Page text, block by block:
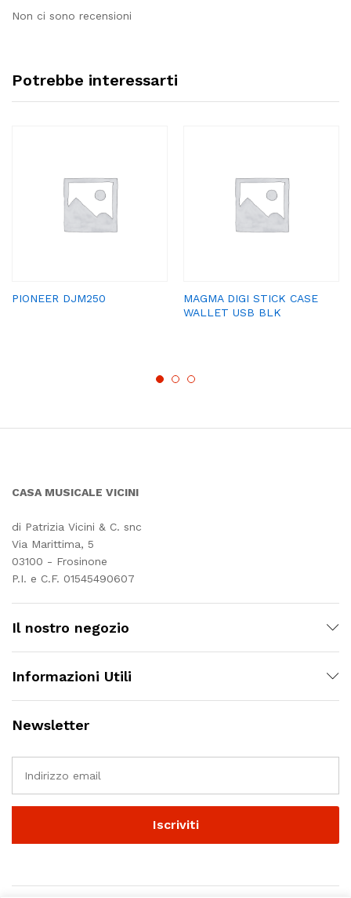
Non ci sono recensioni
Potrebbe interessarti
PIONEER DJM250
MAGMA DIGI STICK CASE
WALLET USB BLK
CASA MUSICALE VICINI
di Patrizia Vicini & C. snc
Via Marittima, 5
03100 - Frosinone
P.I. e C.F. 01545490607
Il nostro negozio
Informazioni Utili
Newsletter